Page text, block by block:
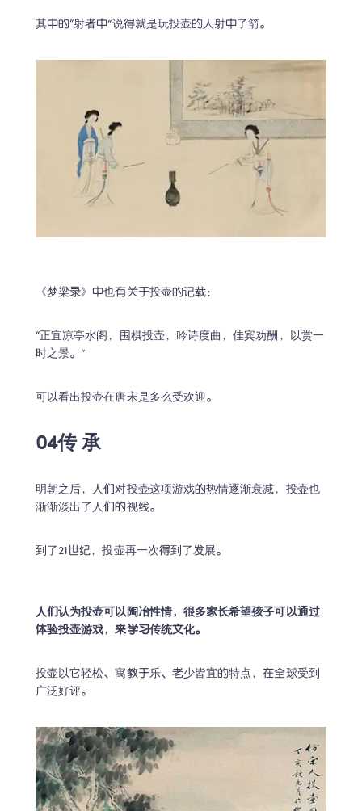
《梦梁录》中也有关于投壶的记载：
“正宜凉亭水阁，围棋投壶，吟诗度曲，佳宾劝酬，以赏一
时之景。”
可以看出投壶在唐宋是多么受欢迎。
04传 承
明朝之后，人们对投壶这项游戏的热情逐渐衰减，投壶也
渐渐淡出了人们的视线。
到了21世纪，投壶再一次得到了发展。
人们认为投壶可以陶冶性情，很多家长希望孩子可以通过
体验投壶游戏，来学习传统文化。
投壶以它轻松、寓教于乐、老少皆宜的特点，在全球受到
广泛好评。
Trustpilot • 10k+ 评论
LingoAce 全科在线直播课: 中
个性化定制1对教学，帮助孩子保持学习热情，获
得实实在在的学习成果！